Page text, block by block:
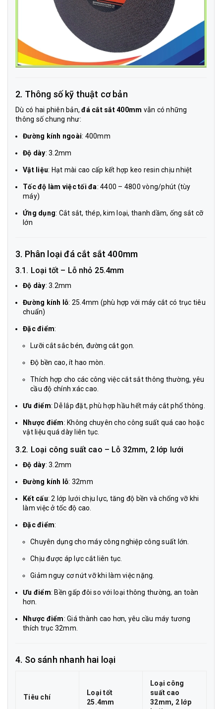
2. Thông số kỹ thuật cơ bản
Dù có hai phiên bản,đá cắt sắt 400mm vẫn có những
thông số chung như:
Đường kính ngoài: 400mm
Độ dày: 3.2mm
Vật liệu: Hạt mài cao cấp kết hợp keo resin chịu nhiệt
Tốc độ làm việc tối đa: 4400 – 4800 vòng/phút (tùy
máy)
Ứng dụng: Cắt sắt, thép, kim loại, thanh dầm, ống sắt cỡ
lớn
3. Phân loại đá cắt sắt 400mm
3.1. Loại tốt – Lỗ nhỏ 25.4mm
Độ dày: 3.2mm
Đường kính lỗ: 25.4mm (phù hợp với máy cắt có trục tiêu
chuẩn)
Đặc điểm:
Lưỡi cắt sắc bén, đường cắt gọn.
Độ bền cao, ít hao mòn.
Thích hợp cho các công việc cắt sắt thông thường, yêu
cầu độ chính xác cao.
Ưu điểm: Dễ lắp đặt, phù hợp hầu hết máy cắt phổ thông.
Nhược điểm: Không chuyên cho công suất quá cao hoặc
vật liệu quá dày liên tục.
3.2. Loại công suất cao – Lỗ 32mm, 2 lớp lưới
Độ dày: 3.2mm
Đường kính lỗ: 32mm
Kết cấu: 2 lớp lưới chịu lực, tăng độ bền và chống vỡ khi
làm việc ở tốc độ cao.
Đặc điểm:
Chuyên dụng cho máy công nghiệp công suất lớn.
Chịu được áp lực cắt liên tục.
Giảm nguy cơ nứt vỡ khi làm việc nặng.
Ưu điểm: Bền gấp đôi so với loại thông thường, an toàn
hơn.
Nhược điểm: Giá thành cao hơn, yêu cầu máy tương
thích trục 32mm.
4. So sánh nhanh hai loại
Tiêu chí
Loại tốt
25.4mm
Loại công
suất cao
32mm, 2 lớp